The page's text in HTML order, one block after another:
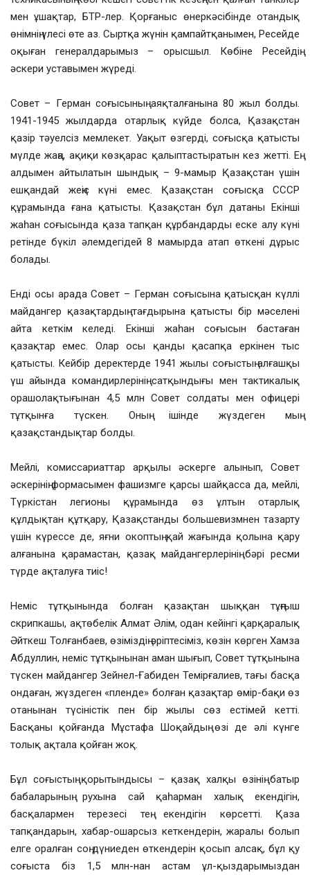
мен ұшақтар, БТР-лер. Қорғаныс өнеркәсібінде отандық
өнімнің үлесі өте аз. Сыртқа жүнін қампайтқанымен, Ресейде
оқыған генералдарымыз – орысшыл. Көбіне Ресейдің
әскери уставымен жүреді.
Совет – Герман соғысының аяқталғанына 80 жыл болды.
1941-1945 жылдарда отарлық күйде болса, Қазақстан
қазір тәуелсіз мемлекет. Уақыт өзгерді, соғысқа қатысты
мүлде жаңа, ақиқи көзқарас қалыптастыратын кез жетті. Ең
алдымен айтылатын шындық – 9-мамыр Қазақстан үшін
ешқандай жеңіс күні емес. Қазақстан соғысқа СССР
құрамында ғана қатысты. Қазақстан бұл датаны Екінші
жаһан соғысында қаза тапқан құрбандарды еске алу күні
ретінде бүкіл әлемдегідей 8 мамырда атап өткені дұрыс
болады.
Енді осы арада Совет – Герман соғысына қатысқан күллі
майдангер қазақтардың тағдырына қатысты бір мәселені
айта кеткім келеді. Екінші жаһан соғысын бастаған
қазақтар емес. Олар осы қанды қасапқа еркінен тыс
қатысты. Кейбір деректерде 1941 жылы соғыстың алғашқы
үш айында командирлерінің сатқындығы мен тактикалық
орашолақтығынан 4,5 млн Совет солдаты мен офицері
тұтқынға түскен. Оның ішінде жүздеген мың
қазақстандықтар болды.
Мейлі, комиссариаттар арқылы әскерге алынып, Совет
әскерінің формасымен фашизмге қарсы шайқасса да, мейлі,
Түркістан легионы құрамында өз ұлтын отарлық
құлдықтан құтқару, Қазақстанды большевизмнен тазарту
үшін күрессе де, яғни окоптың қай жағында қолына қару
алғанына қарамастан, қазақ майдангерлерінің бәрі ресми
түрде ақталуға тиіс!
Неміс тұтқынында болған қазақтан шыққан тұңғыш
скрипкашы, ақтөбелік Алмат Әлім, одан кейінгі қарқаралық
Әйткеш Толғанбаев, өзіміздің әріптесіміз, көзін көрген Хамза
Абдуллин, неміс тұтқынынан аман шығып, Совет тұтқынына
түскен майдангер Зейнел-Ғабиден Темірғалиев, тағы басқа
ондаған, жүздеген «пленде» болған қазақтар өмір-бақи өз
отанынан түсіністік пен бір жылы сөз естімей кетті.
Басқаны қойғанда Мұстафа Шоқайдың өзі де әлі күнге
толық ақтала қойған жоқ.
Бұл соғыстың қорытындысы – қазақ халқы өзінің батыр
бабаларының рухына сай қаһарман халық екендігін,
басқалармен терезесі тең екендігін көрсетті. Қаза
тапқандарын, хабар-ошарсыз кеткендерін, жаралы болып
елге оралған соң дүниеден өткендерін қосып алсақ, бұл қу
соғыста біз 1,5 млн-нан астам ұл-қыздарымыздан